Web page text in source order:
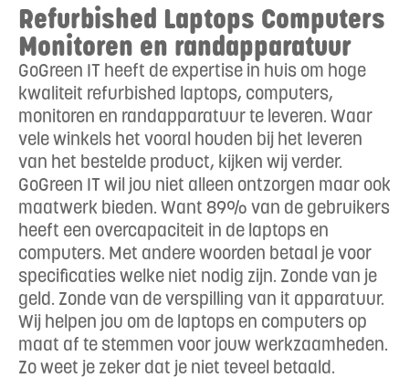
Refurbished Laptops Computers
Monitoren en randapparatuur
GoGreen IT heeft de expertise in huis om hoge
kwaliteit refurbished laptops, computers,
monitoren en randapparatuur te leveren. Waar
vele winkels het vooral houden bij het leveren
van het bestelde product, kijken wij verder.
GoGreen IT wil jou niet alleen ontzorgen maar ook
maatwerk bieden. Want 89% van de gebruikers
heeft een overcapaciteit in de laptops en
computers. Met andere woorden betaal je voor
specificaties welke niet nodig zijn. Zonde van je
geld. Zonde van de verspilling van it apparatuur.
Wij helpen jou om de laptops en computers op
maat af te stemmen voor jouw werkzaamheden.
Zo weet je zeker dat je niet teveel betaald.